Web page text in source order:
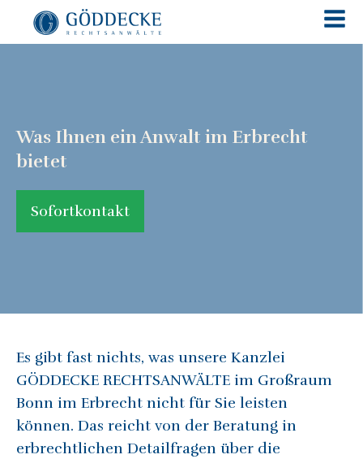
Was Ihnen ein Anwalt im Erbrecht
bietet
Sofortkontakt
Es gibt fast nichts, was unsere Kanzlei
GÖDDECKE RECHTSANWÄLTE im Großraum
Bonn im Erbrecht nicht für Sie leisten
können. Das reicht von der Beratung in
erbrechtlichen Detailfragen über die